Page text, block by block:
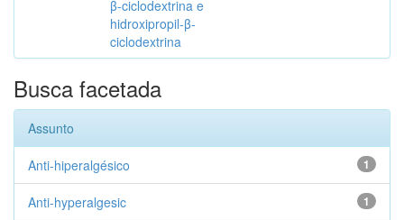
β-ciclodextrina e
hidroxipropil-β-
ciclodextrina
Busca facetada
Assunto
1
Anti-hiperalgésico
1
Anti-hyperalgesic